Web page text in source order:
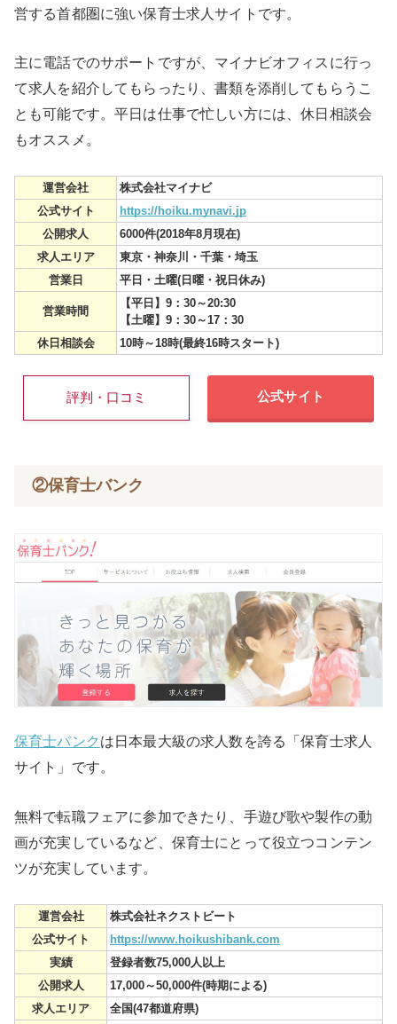
営する首都圏に強い保育士求人サイトです。
主に電話でのサポートですが、マイナビオフィスに行っ
て求人を紹介してもらったり、書類を添削してもらうこ
とも可能です。平日は仕事で忙しい方には、休日相談会
もオススメ。
運営会社
株式会社マイナビ
公式サイト
https://hoiku.mynavi.jp
公開求人
6000件(2018年8月現在)
求人エリア
東京・神奈川・千葉・埼玉
営業日
平日・土曜(日曜・祝日休み)
営業時間
【平日】9：30～20:30
【土曜】9：30～17：30
休日相談会
10時～18時(最終16時スタート)
評判・口コミ 公式サイト
②保育士バンク
保育士バンク は日本最大級の求人数を誇る「保育士求人
サイト」です。
無料で転職フェアに参加できたり、手遊び歌や製作の動
画が充実しているなど、保育士にとって役立つコンテン
ツが充実しています。
運営会社
株式会社ネクストビート
公式サイト
https://www.hoikushibank.com
実績
登録者数75,000人以上
公開求人
17,000～50,000件(時期による)
求人エリア
全国(47都道府県)